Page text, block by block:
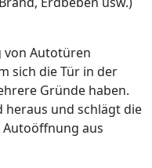
von Autotüren
sich die Tür in der
Gründe haben.
heraus und schlägt die
aus